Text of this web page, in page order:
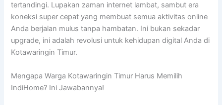
tertandingi. Lupakan zaman internet lambat, sambut era
koneksi super cepat yang membuat semua aktivitas online
Anda berjalan mulus tanpa hambatan. Ini bukan sekadar
upgrade, ini adalah revolusi untuk kehidupan digital Anda di
Kotawaringin Timur.
Mengapa Warga Kotawaringin Timur Harus Memilih
IndiHome? Ini Jawabannya!